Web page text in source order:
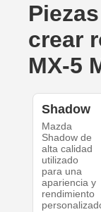
crear
MX-5
Shadow
Mazda
Shadow de
alta calidad
utilizado
para una
apariencia y
rendimiento